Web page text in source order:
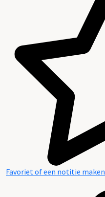
Favoriet of een notitie maken